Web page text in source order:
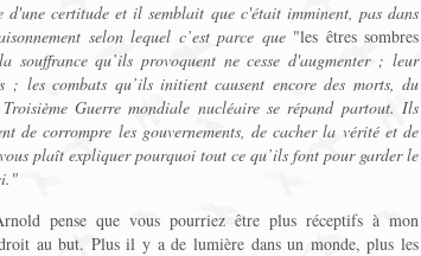
certitude et il semblait que c'était imminent, pas dans
selon lequel c’est parce que "les êtres sombres
souffrance qu’ils provoquent ne cesse d'augmenter ; leur
; les combats qu’ils initient causent encore des morts, du
Guerre mondiale nucléaire se répand partout. Ils
de corrompre les gouvernements, de cacher la vérité et de
plaît expliquer pourquoi tout ce qu’ils font pour garder le
pense que vous pourriez être plus réceptifs à mon
au but. Plus il y a de lumière dans un monde, plus les